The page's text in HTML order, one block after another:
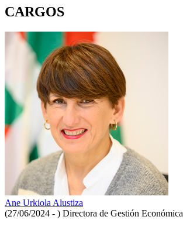
CARGOS
Ane Urkiola Alustiza
(27/06/2024 - ) Directora de Gestión Económica